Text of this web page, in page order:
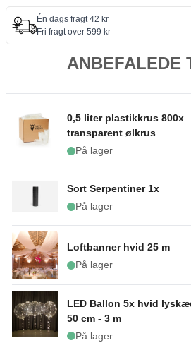
Én dags fragt 42 kr
Fri fragt over 599 kr
ANBEFALEDE
0,5 liter plastikkrus 800x
transparent ølkrus
På lager
Sort Serpentiner 1x
På lager
Loftbanner hvid 25 m
På lager
LED Ballon 5x hvid
50 cm - 3 m
På lager